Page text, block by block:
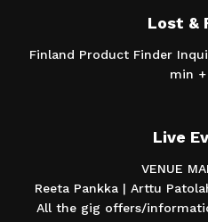
Lost &
Finland Product Finder
min +
Live
VENUE
Reeta Pankka | Arttu
All the gig offers/